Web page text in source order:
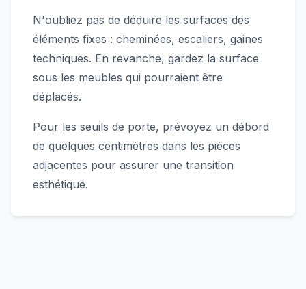
N'oubliez pas de déduire les surfaces des
éléments fixes : cheminées, escaliers, gaines
techniques. En revanche, gardez la surface
sous les meubles qui pourraient être
déplacés.
Pour les seuils de porte, prévoyez un débord
de quelques centimètres dans les pièces
adjacentes pour assurer une transition
esthétique.